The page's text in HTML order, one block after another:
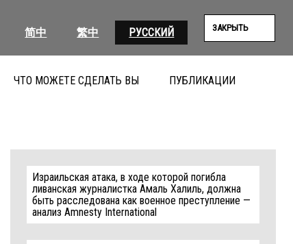
简中 繁中 РУССКИЙ ЗАКРЫТЬ
ЧТО МОЖЕТЕ СДЕЛАТЬ ВЫ ПУБЛИКАЦИИ
Израильская атака, в ходе которой погибла
ливанская журналистка Амаль Халиль, должна
быть расследована как военное преступление —
анализ Amnesty International